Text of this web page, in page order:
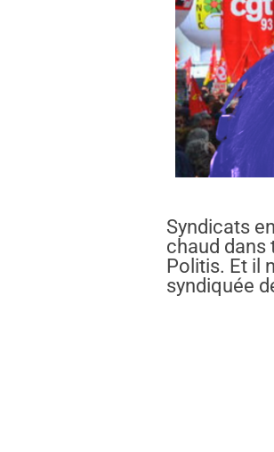
Syndicats
chaud dans
Politis. Et il
syndiquée